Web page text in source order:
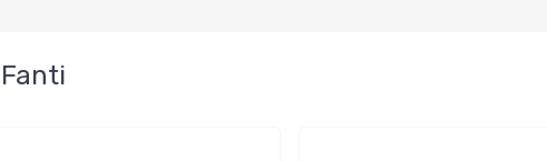
Fanti